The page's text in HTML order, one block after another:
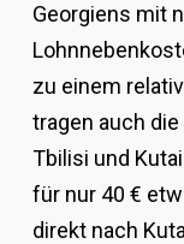
Georgiens mit
zu einem
tragen auch die
Tbilisi und
für nur 40 €
direkt nach